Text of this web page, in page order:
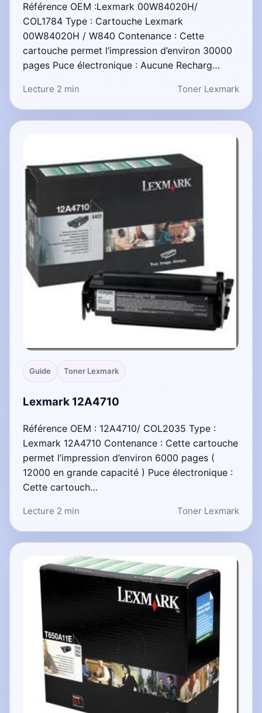
Référence OEM :Lexmark 00W84020H/
COL1784 Type : Cartouche Lexmark
00W84020H / W840 Contenance : Cette
cartouche permet l’impression d’environ 30000
pages Puce électronique : Aucune Recharg…
Lecture 2 min Toner Lexmark
Guide Toner Lexmark
Lexmark 12A4710
Référence OEM : 12A4710/ COL2035 Type :
Lexmark 12A4710 Contenance : Cette cartouche
permet l’impression d’environ 6000 pages (
12000 en grande capacité ) Puce électronique :
Cette cartouch…
Lecture 2 min Toner Lexmark